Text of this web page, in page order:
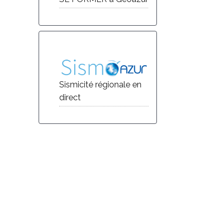
Sismicité régionale en
direct